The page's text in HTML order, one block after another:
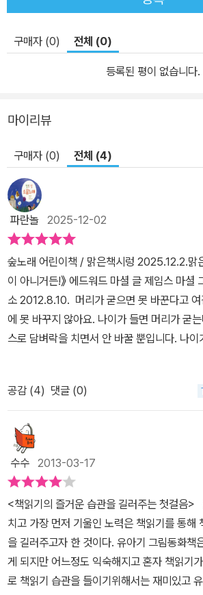
구매자 (0) 전체 (0)
등록된 평이 없습니다.
마이리뷰
구매자 (0) 전체 (4)
파란놀 2025-12-02
숲노래 어린이책 / 맑은책시렁 2025.12.2.맑
이 아니거든!》 에드워드 마셜 글 제임스 마셜
소 2012.8.10. 머리가 굳으면 못 바꾼다고 여
에 못 바꾸지 않아요. 나이가 들면 머리가 굳
스로 담벼락을 치면서 안 바꿀 뿐입니다. 나이
은 오늘입니다. 오늘은 오늘이고 모레는 모레
람’과 달리 바로바로 바꾸는데, 어제까지 아쉽
꾸고 싶은 마음이에요. 오늘 아침까지 갑갑하
터 바꾸고 싶은 마음이지요. 《나 겁쟁이 아니
떻게 하루를 맞아들이면서 스스로 바꾸는가
다. 요즈음 어린이책을 보면 으레 계집아이만
게 둘(계집·사내)이 나란히 나오면서 어울리는
이라고 봅니다. 또한, 둘이 부드럽게 어울리
고 배우면서 가꾸는 하루를 들려주면 됩니다.
부)를 세운 몹쓸 우두머리는 수수하고 아늑한
고 자꾸 가시내를 억누르고 가두고 괴롭혔습
라에서는 ‘계집·사내’라는 낱말 가운데 ‘사내’
공감 (4) 댓글 (0)
수수 2013-03-17
<책읽기의 즐거운 습관을 길러주는 첫걸음>
치고 가장 먼저 기울인 노력은 책읽기를 통해
을 길러주고자 한 것이다. 유아기 그림동화책
게 되지만 어느정도 익숙해지고 혼자 책읽기
로 책읽기 습관을 들이기위해서는 재미있고